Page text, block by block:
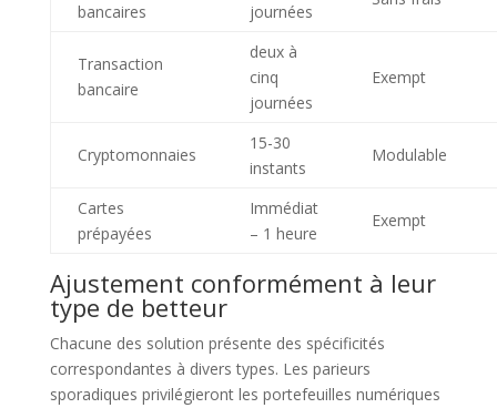
bancaires journées
Transaction
bancaire
deux à
cinq
journées
Exempt
Cryptomonnaies
15-30
instants
Modulable
Cartes
prépayées
Immédiat
– 1 heure
Exempt
Ajustement conformément à leur
type de betteur
Chacune des solution présente des spécificités
correspondantes à divers types. Les parieurs
sporadiques privilégieront les portefeuilles numériques